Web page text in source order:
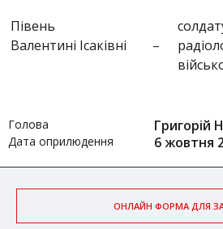
Півень
Валентині Ісаківні
–
Голова
Дата оприлюдення 6 жовтня
ОНЛАЙН ФОРМА ДЛЯ